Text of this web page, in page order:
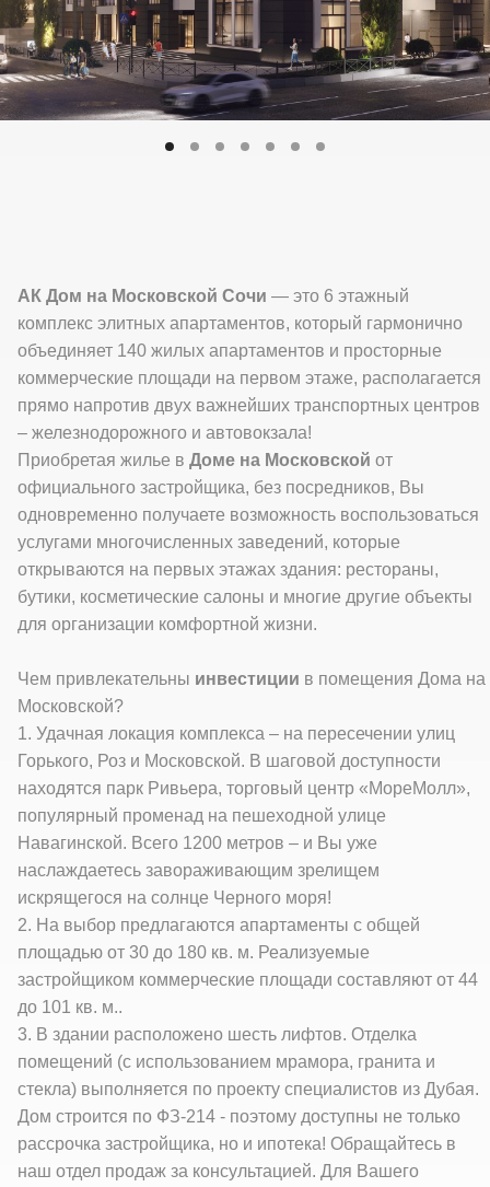
АК Дом на Московской Сочи — это 6 этажный
комплекс элитных апартаментов, который гармонично
объединяет 140 жилых апартаментов и просторные
коммерческие площади на первом этаже, располагается
прямо напротив двух важнейших транспортных центров
– железнодорожного и автовокзала!
Приобретая жилье в Доме на Московской от
официального застройщика, без посредников, Вы
одновременно получаете возможность воспользоваться
услугами многочисленных заведений, которые
открываются на первых этажах здания: рестораны,
бутики, косметические салоны и многие другие объекты
для организации комфортной жизни.
Чем привлекательны инвестиции в помещения Дома на
Московской?
1. Удачная локация комплекса – на пересечении улиц
Горького, Роз и Московской. В шаговой доступности
находятся парк Ривьера, торговый центр «МореМолл»,
популярный променад на пешеходной улице
Навагинской. Всего 1200 метров – и Вы уже
наслаждаетесь завораживающим зрелищем
искрящегося на солнце Черного моря!
2. На выбор предлагаются апартаменты с общей
площадью от 30 до 180 кв. м. Реализуемые
застройщиком коммерческие площади составляют от 44
до 101 кв. м..
3. В здании расположено шесть лифтов. Отделка
помещений (с использованием мрамора, гранита и
стекла) выполняется по проекту специалистов из Дубая.
Дом строится по ФЗ-214 - поэтому доступны не только
рассрочка застройщика, но и ипотека! Обращайтесь в
наш отдел продаж за консультацией. Для Вашего